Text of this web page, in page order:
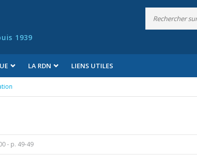
1939
LA RDN LIENS UTILES
- p. 49-49